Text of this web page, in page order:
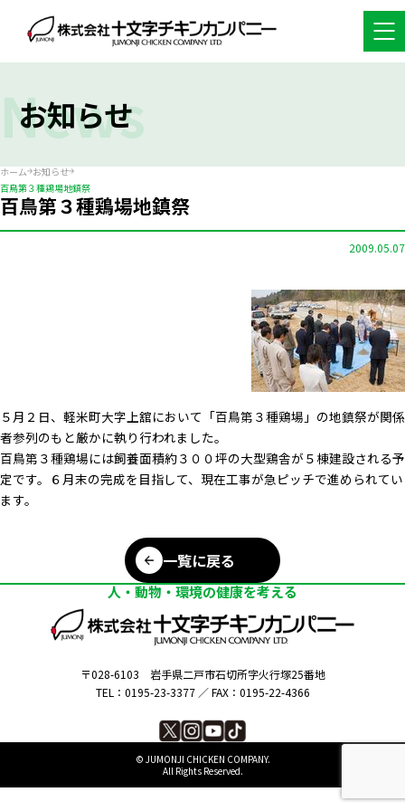
お知らせ
News
ホーム お知らせ
百鳥第３種鶏場地鎮祭
百鳥第３種鶏場地鎮祭
2009.05.07
５月２日、軽米町大字上舘において「百鳥第３種鶏場」の地鎮祭が関係
者参列のもと厳かに執り行われました。
百鳥第３種鶏場には飼養面積約３００坪の大型鶏舎が５棟建設される予
定です。６月末の完成を目指して、現在工事が急ピッチで進められてい
ます。
一覧に戻る
人・動物・環境の健康を考える
〒028-6103 岩手県二戸市石切所字火行塚25番地
TEL：0195-23-3377 ／FAX：0195-22-4366
©︎ JUMONJI CHICKEN COMPANY.
All Rights Reserved.